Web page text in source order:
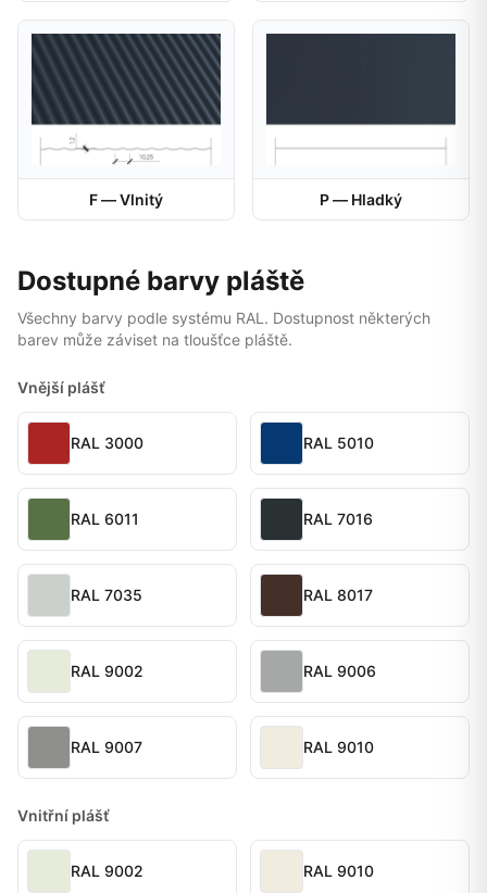
F — Vlnitý P — Hladký
Dostupné barvy pláště
Všechny barvy podle systému RAL. Dostupnost některých
barev může záviset na tloušťce pláště.
Vnější plášť
RAL 3000 RAL 5010
RAL 6011 RAL 7016
RAL 7035 RAL 8017
RAL 9002 RAL 9006
RAL 9007 RAL 9010
Vnitřní plášť
RAL 9002 RAL 9010